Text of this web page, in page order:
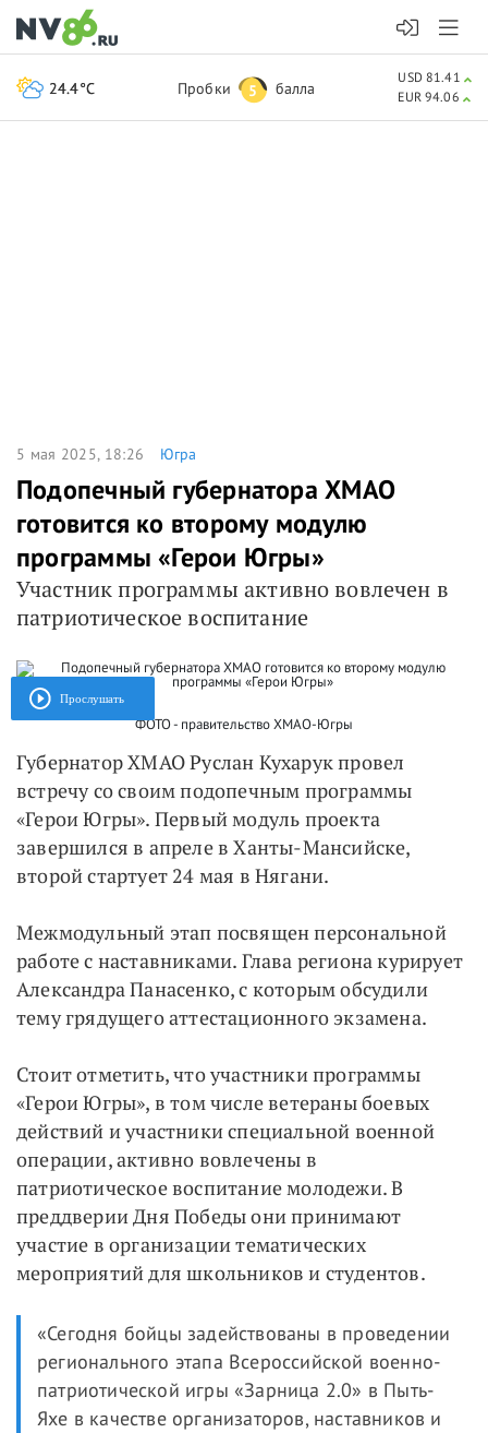
5 мая 2025, 18:26 Югра
Подопечный губернатора ХМАО
готовится ко второму модулю
программы «Герои Югры»
Участник программы активно вовлечен в
патриотическое воспитание
Прослушать
ФОТО - правительство ХМАО-Югры
Губернатор ХМАО Руслан Кухарук провел
встречу со своим подопечным программы
«Герои Югры». Первый модуль проекта
завершился в апреле в Ханты-Мансийске,
второй стартует 24 мая в Нягани.
Межмодульный этап посвящен персональной
работе с наставниками. Глава региона курирует
Александра Панасенко, с которым обсудили
тему грядущего аттестационного экзамена.
Стоит отметить, что участники программы
«Герои Югры», в том числе ветераны боевых
действий и участники специальной военной
операции, активно вовлечены в
патриотическое воспитание молодежи. В
преддверии Дня Победы они принимают
участие в организации тематических
мероприятий для школьников и студентов.
«Сегодня бойцы задействованы в проведении
регионального этапа Всероссийской военно-
патриотической игры «Зарница 2.0» в Пыть-
Яхе в качестве организаторов, наставников и
24.4°C Пробки 5 балла
USD 81.41
EUR 94.06